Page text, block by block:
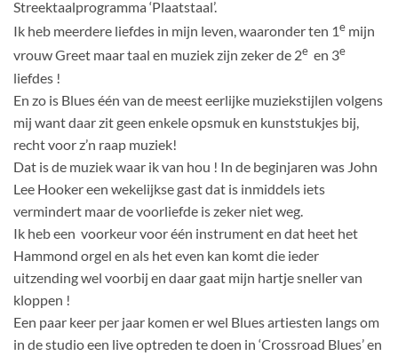
Streektaalprogramma ‘Plaatstaal’.
Ik heb meerdere liefdes in mijn leven, waaronder ten 1e mijn
vrouw Greet maar taal en muziek zijn zeker de 2e en 3e
liefdes !
En zo is Blues één van de meest eerlijke muziekstijlen volgens
mij want daar zit geen enkele opsmuk en kunststukjes bij,
recht voor z’n raap muziek!
Dat is de muziek waar ik van hou ! In de beginjaren was John
Lee Hooker een wekelijkse gast dat is inmiddels iets
vermindert maar de voorliefde is zeker niet weg.
Ik heb een voorkeur voor één instrument en dat heet het
Hammond orgel en als het even kan komt die ieder
uitzending wel voorbij en daar gaat mijn hartje sneller van
kloppen !
Een paar keer per jaar komen er wel Blues artiesten langs om
in de studio een live optreden te doen in ‘Crossroad Blues’ en